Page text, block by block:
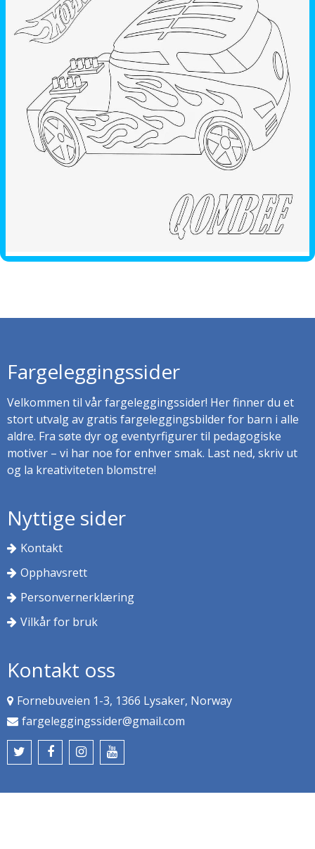
Fargeleggingssider
Velkommen til vår fargeleggingssider! Her finner du et
stort utvalg av gratis fargeleggingsbilder for barn i alle
aldre. Fra søte dyr og eventyrfigurer til pedagogiske
motiver – vi har noe for enhver smak. Last ned, skriv ut
og la kreativiteten blomstre!
Nyttige sider
Kontakt
Opphavsrett
Personvernerklæring
Vilkår for bruk
Kontakt oss
Fornebuveien 1-3, 1366 Lysaker, Norway
fargeleggingssider@gmail.com